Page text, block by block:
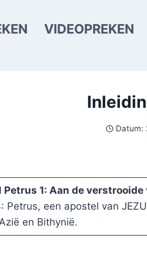
VIDEOPREKEN
Datum:
Petrus 1: Aan de
Petrus, een apostel van
en Bithynië.